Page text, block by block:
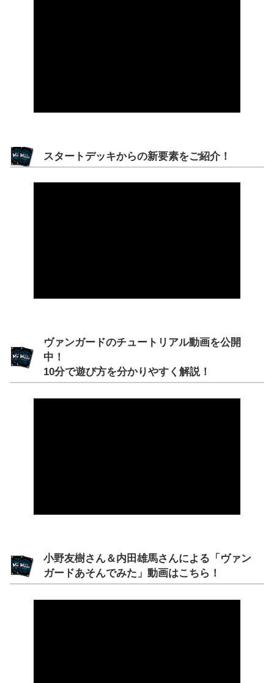
スタートデッキからの新要素をご紹介！
ヴァンガードのチュートリアル動画を公開
中！
10分で遊び方を分かりやすく解説！
小野友樹さん＆内田雄馬さんによる「ヴァン
ガードあそんでみた」動画はこちら！